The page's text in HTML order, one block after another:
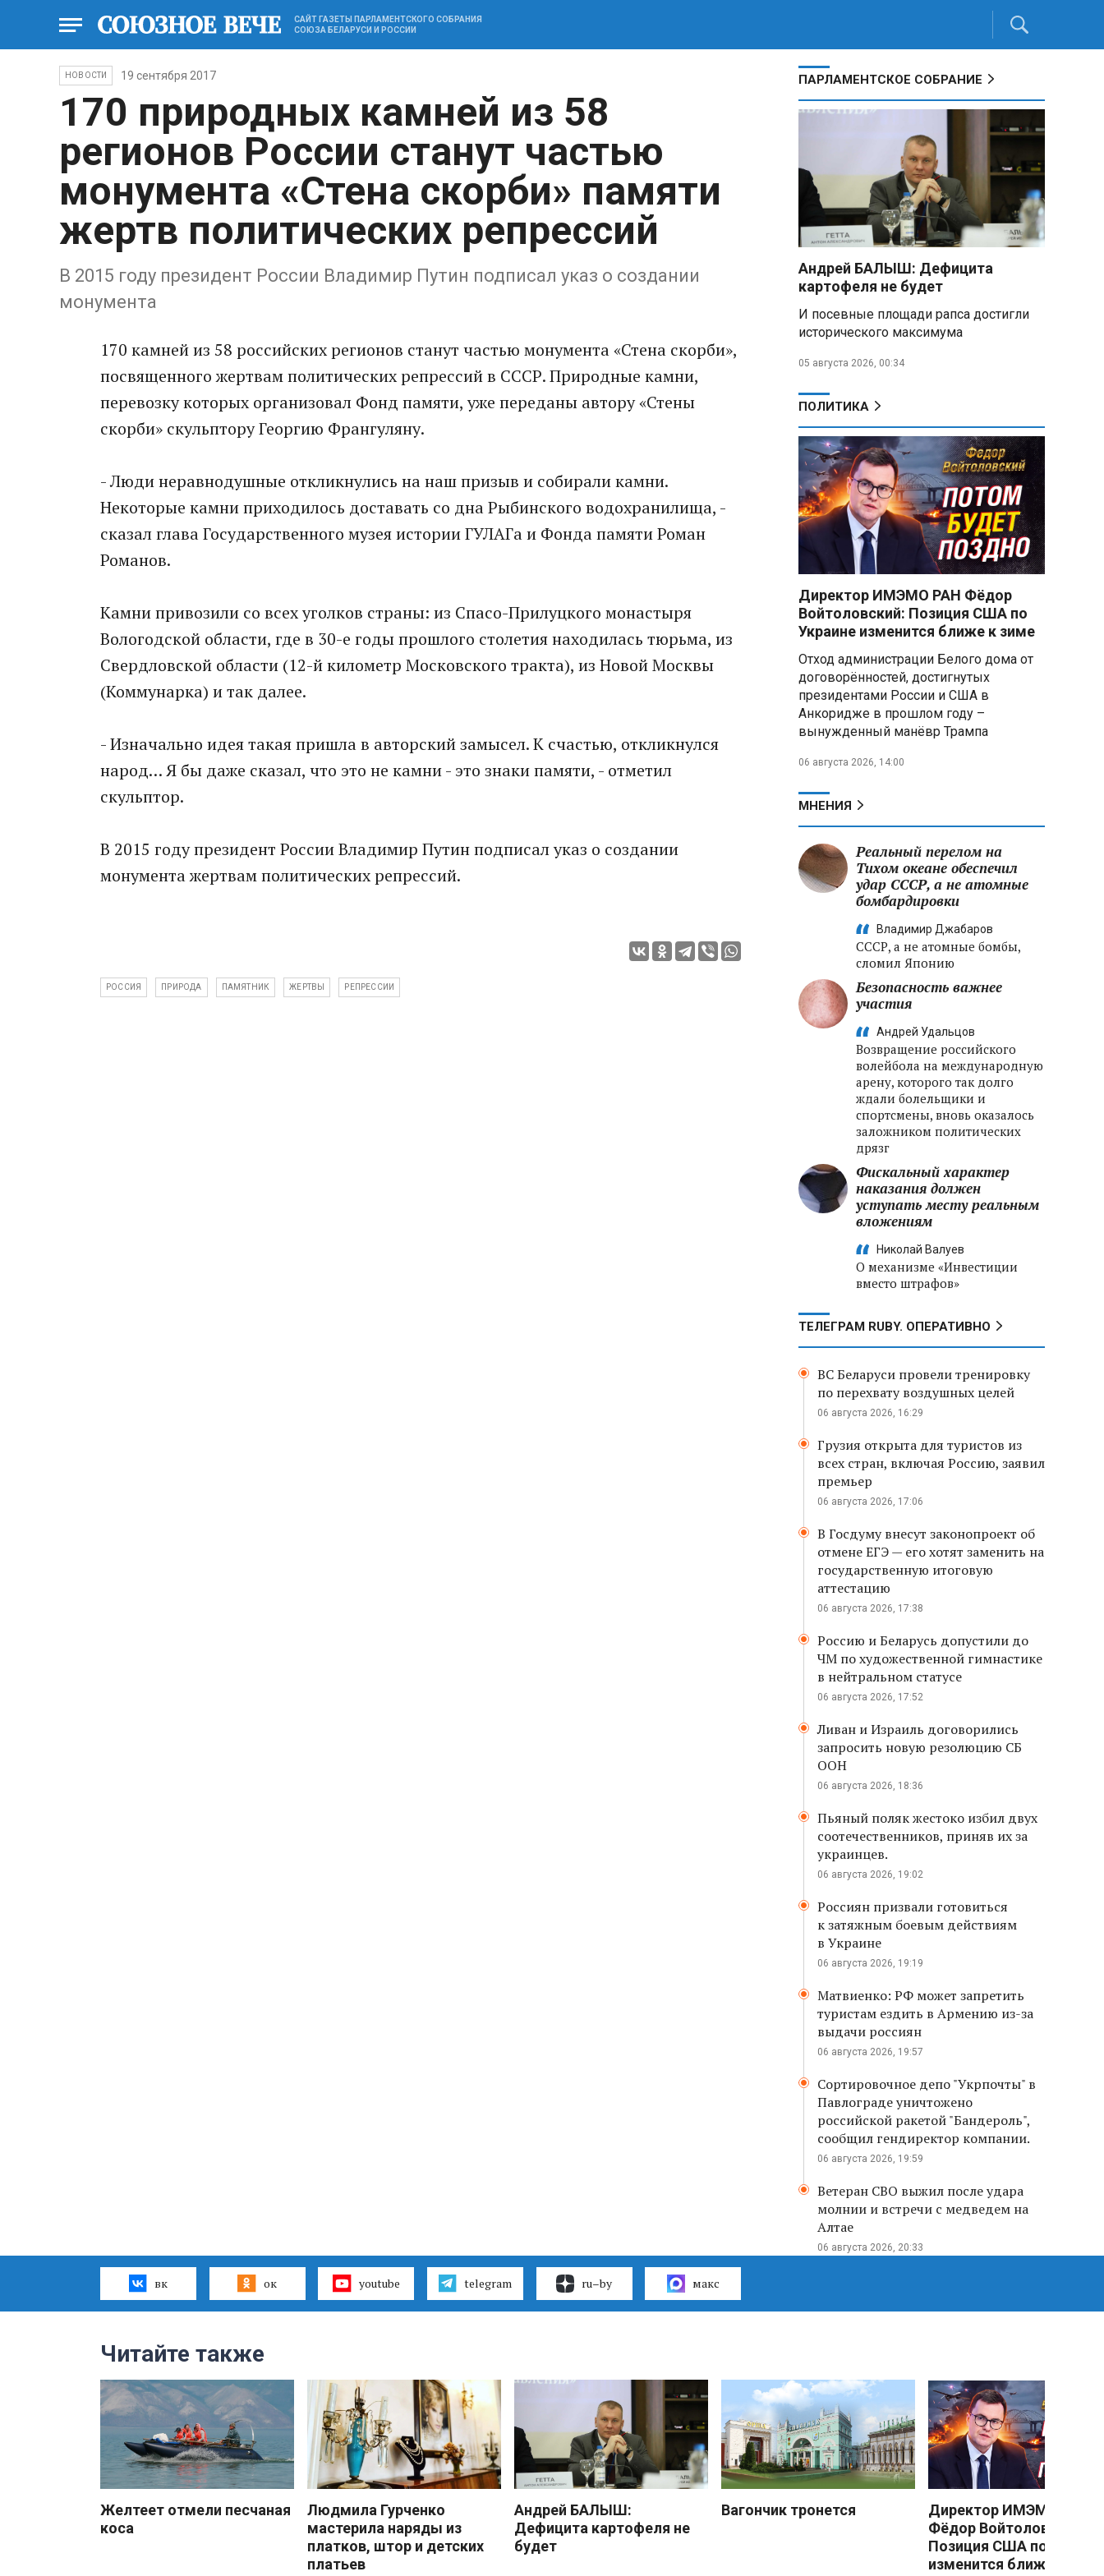
САЙТ ГАЗЕТЫ ПАРЛАМЕНТСКОГО СОБРАНИЯ
СОЮЗА БЕЛАРУСИ И РОССИИ
НОВОСТИ 19 сентября 2017
170 природных камней из 58
регионов России станут частью
монумента «Стена скорби» памяти
жертв политических репрессий
В 2015 году президент России Владимир Путин подписал указ о создании
монумента
170 камней из 58 российских регионов станут частью монумента «Стена скорби»,
посвященного жертвам политических репрессий в СССР. Природные камни,
перевозку которых организовал Фонд памяти, уже переданы автору «Стены
скорби» скульптору Георгию Франгуляну.
- Люди неравнодушные откликнулись на наш призыв и собирали камни.
Некоторые камни приходилось доставать со дна Рыбинского водохранилища, -
сказал глава Государственного музея истории ГУЛАГа и Фонда памяти Роман
Романов.
Камни привозили со всех уголков страны: из Спасо-Прилуцкого монастыря
Вологодской области, где в 30-е годы прошлого столетия находилась тюрьма, из
Свердловской области (12-й километр Московского тракта), из Новой Москвы
(Коммунарка) и так далее.
- Изначально идея такая пришла в авторский замысел. К счастью, откликнулся
народ… Я бы даже сказал, что это не камни - это знаки памяти, - отметил
скульптор.
В 2015 году президент России Владимир Путин подписал указ о создании
монумента жертвам политических репрессий.
РОССИЯ ПРИРОДА ПАМЯТНИК ЖЕРТВЫ РЕПРЕССИИ
ПАРЛАМЕНТСКОЕ СОБРАНИЕ
Андрей БАЛЫШ: Дефицита
картофеля не будет
И посевные площади рапса достигли
исторического максимума
05 августа 2026, 00:34
ПОЛИТИКА
Директор ИМЭМО РАН Фёдор
Войтоловский: Позиция США по
Украине изменится ближе к зиме
Отход администрации Белого дома от
договорённостей, достигнутых
президентами России и США в
Анкоридже в прошлом году –
вынужденный манёвр Трампа
06 августа 2026, 14:00
МНЕНИЯ
Реальный перелом на
Тихом океане обеспечил
удар СССР, а не атомные
бомбардировки
Владимир Джабаров
СССР, а не атомные бомбы,
сломил Японию
Безопасность важнее
участия
Андрей Удальцов
Возвращение российского
волейбола на международную
арену, которого так долго
ждали болельщики и
спортсмены, вновь оказалось
заложником политических
дрязг
Фискальный характер
наказания должен
уступать месту реальным
вложениям
Николай Валуев
О механизме «Инвестиции
вместо штрафов»
ТЕЛЕГРАМ RUBY. ОПЕРАТИВНО
ВС Беларуси провели тренировку
по перехвату воздушных целей
06 августа 2026, 16:29
Грузия открыта для туристов из
всех стран, включая Россию, заявил
премьер
06 августа 2026, 17:06
В Госдуму внесут законопроект об
отмене ЕГЭ — его хотят заменить на
государственную итоговую
аттестацию
06 августа 2026, 17:38
Россию и Беларусь допустили до
ЧМ по художественной гимнастике
в нейтральном статусе
06 августа 2026, 17:52
Ливан и Израиль договорились
запросить новую резолюцию СБ
ООН
06 августа 2026, 18:36
Пьяный поляк жестоко избил двух
соотечественников, приняв их за
украинцев.
06 августа 2026, 19:02
Россиян призвали готовиться
к затяжным боевым действиям
в Украине
06 августа 2026, 19:19
Матвиенко: РФ может запретить
туристам ездить в Армению из-за
выдачи россиян
06 августа 2026, 19:57
Сортировочное депо "Укрпочты" в
Павлограде уничтожено
российской ракетой "Бандероль",
сообщил гендиректор компании.
06 августа 2026, 19:59
Ветеран СВО выжил после удара
молнии и встречи с медведем на
Алтае
06 августа 2026, 20:33
вк ок youtube telegram ru–by макс
Читайте также
Желтеет отмели песчаная
коса
Людмила Гурченко
мастерила наряды из
платков, штор и детских
платьев
Андрей БАЛЫШ:
Дефицита картофеля не
будет
Вагончик тронется
Директор ИМЭМО РАН
Фёдор Войтоловский:
Позиция США по
изменится ближе к зиме